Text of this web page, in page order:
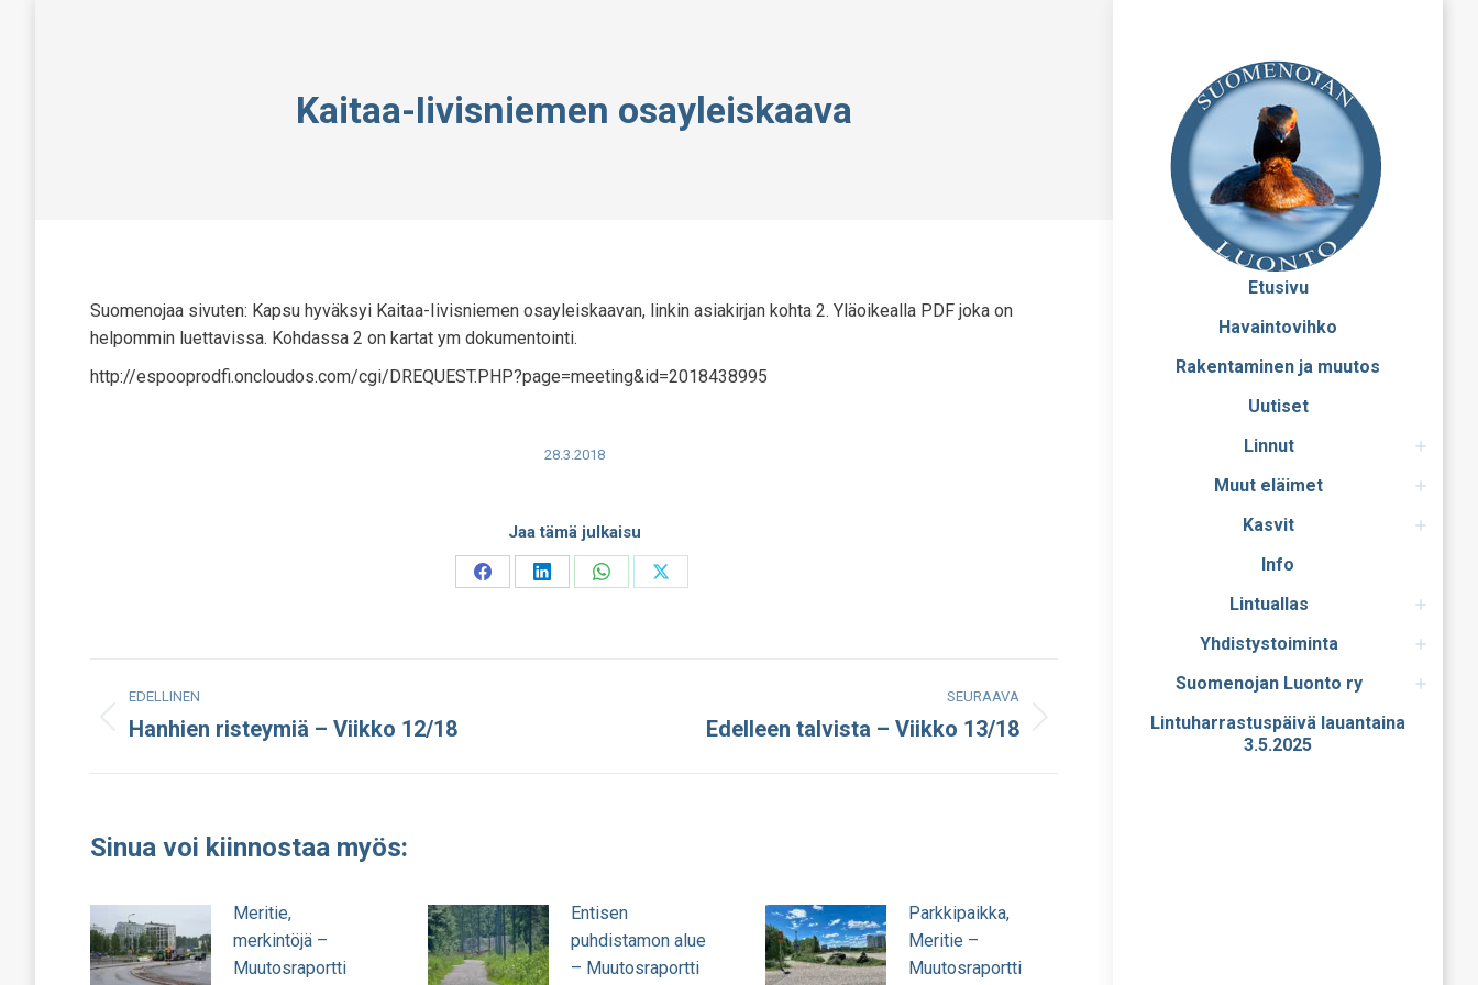
Etusivu
Havaintovihko
Rakentaminen ja muutos
Uutiset
Linnut
Muut eläimet
Kasvit
Info
Lintuallas
Yhdistystoiminta
Suomenojan Luonto ry
Lintuharrastuspäivä lauantaina
3.5.2025
Kaitaa-Iivisniemen osayleiskaava
Suomenojaa sivuten: Kapsu hyväksyi Kaitaa-Iivisniemen osayleiskaavan, linkin asiakirjan kohta 2. Yläoikealla PDF joka on
helpommin luettavissa. Kohdassa 2 on kartat ym dokumentointi.
http://espooprodfi.oncloudos.com/cgi/DREQUEST.PHP?page=meeting&id=2018438995
28.3.2018
Jaa tämä julkaisu
Share
Share
Share
Share
Post
navigation
EDELLINEN
Edellinen
Hanhien risteymiä – Viikko 12/18
SEURAAVA
Edelleen talvista – Viikko 13/18
Sinua voi kiinnostaa myös:
Meritie,
merkintöjä –
Muutosraportti
Entisen
puhdistamon alue
– Muutosraportti
Parkkipaikka,
Meritie –
Muutosraportti